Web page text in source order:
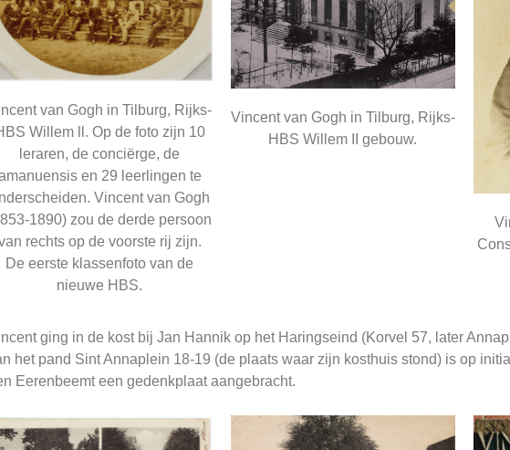
van Gogh in Tilburg, Rijks-
Willem ll. Op de foto zijn 10
leraren, de conciërge, de
en 29 leerlingen te
Vincent van Gogh
1890) zou de derde persoon
rechts op de voorste rij zijn.
De eerste klassenfoto van de
nieuwe HBS.
Vincent van Gogh in Tilburg, Rijks-
HBS Willem II gebouw.
ging in de kost bij Jan Hannik op het Haringseind (Korvel 57, later
het pand Sint Annaplein 18-19 (de plaats waar zijn kosthuis stond) is op
Eerenbeemt een gedenkplaat aangebracht.